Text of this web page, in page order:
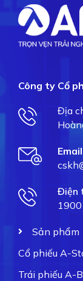
Công ty Cổ
Địa
Email
Điện
Sản phẩm
Cổ phiếu A-
Trái phiếu A-